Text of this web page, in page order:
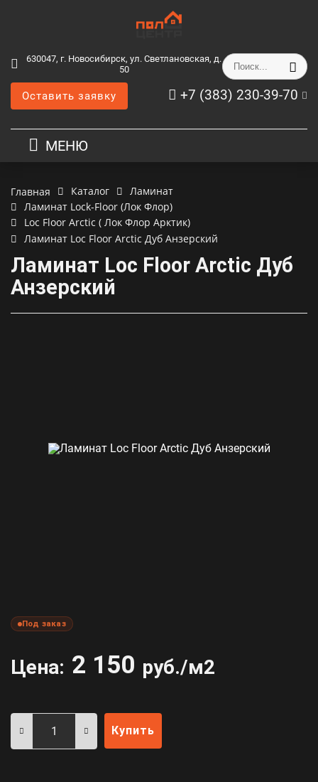
630047, г. Новосибирск, ул. Светлановская, д.
50
+7 (383) 230-39-70
Оставить заявку
МЕНЮ
Главная Каталог
Ламинат
Ламинат Lock-Floor (Лок Флор)
Loc Floor Arctic ( Лок Флор Арктик)
Ламинат Loc Floor Arctic Дуб Анзерский
Ламинат Loc Floor Arctic Дуб
Анзерский
Под заказ
Цена: 2 150 руб./м2
Купить